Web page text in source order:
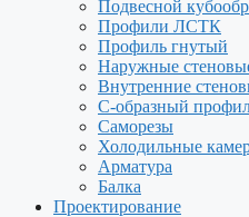
Подвесной
Профили ЛСТК
Профиль гнутый
Наружные
Внутренние
С-образный
Саморезы
Холодильные
Арматура
Балка
Проектирование